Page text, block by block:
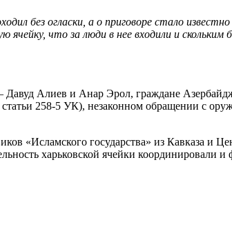
без огласки, а о приговоре стало известно
что за люди в нее входили и скольким
Алиев и Анар Эрол, граждане
258-5 УК), незаконном обращении с
«Исламского государства» из Кавказа и
харьковской ячейки координировали и